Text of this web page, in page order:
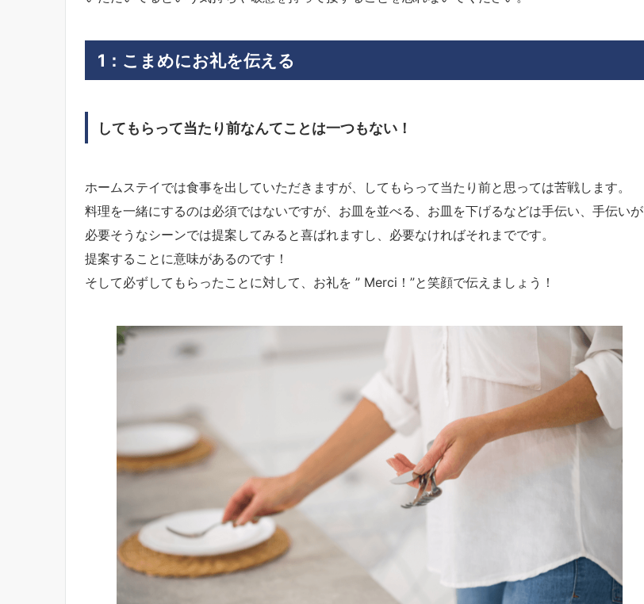
1：こまめにお礼を伝える
してもらって当たり前なんてことは一つもない！
ホームステイでは食事を出していただきますが、してもらって当たり前と思っては苦戦します。
料理を一緒にするのは必須ではないですが、お皿を並べる、お皿を下げるなどは手伝い、手伝いが
必要そうなシーンでは提案してみると喜ばれますし、必要なければそれまでです。
提案することに意味があるのです！
そして必ずしてもらったことに対して、お礼を ” Merci！”と笑顔で伝えましょう！